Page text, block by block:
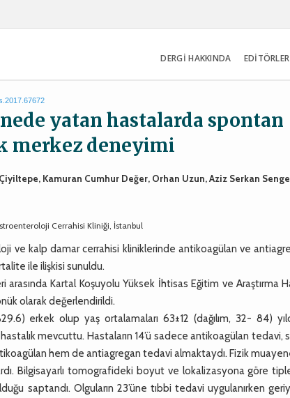
DERGİ HAKKINDA EDİTÖRLER
yatan hastalarda spontan
merkez deneyimi
Kamuran Cumhur Değer, Orhan Uzun, Aziz Serkan
Cerrahisi Kliniği, İstanbul
ve kalp damar cerrahisi kliniklerinde antikoagülan ve
ile ilişkisi sunuldu.
arasında Kartal Koşuyolu Yüksek İhtisas Eğitim ve Araştırma
olarak değerlendirildi.
erkek olup yaş ortalamaları 63±12 (dağılım, 32- 84)
mevcuttu. Hastaların 14’ü sadece antikoagülan tedavi,
hem de antiagregan tedavi almaktaydı. Fizik
Bilgisayarlı tomografideki boyut ve lokalizasyona göre
saptandı. Olguların 23’üne tıbbi tedavi uygulanırken